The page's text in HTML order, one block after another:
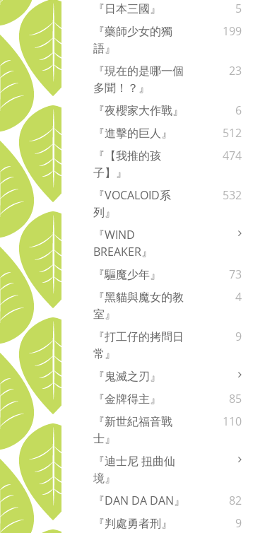
『日本三國』
5
『藥師少女的獨
語』
199
『現在的是哪一個
多聞！？』
23
『夜櫻家大作戰』
6
『進擊的巨人』
512
『【我推的孩
子】』
474
『VOCALOID系
列』
532
『WIND
BREAKER』
『驅魔少年』
73
『黑貓與魔女的教
室』
4
『打工仔的拷問日
常』
9
『鬼滅之刃』
『金牌得主』
85
『新世紀福音戰
士』
110
『迪士尼 扭曲仙
境』
『DAN DA DAN』
82
『判處勇者刑』
9